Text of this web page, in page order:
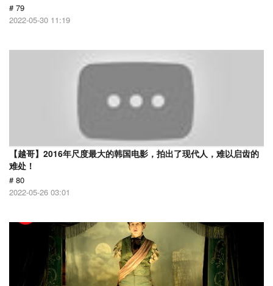
# 79
2022-05-30 11:19
【越哥】2016年尺度最大的韩国电影，拍出了现代人，难以启齿的
难处！
# 80
2022-05-26 03:01